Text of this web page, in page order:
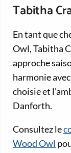
Tabitha
En tant que
Owl, Tabitha
approche
harmonie
choisie et
Danforth.
Consultez le
Wood Owl